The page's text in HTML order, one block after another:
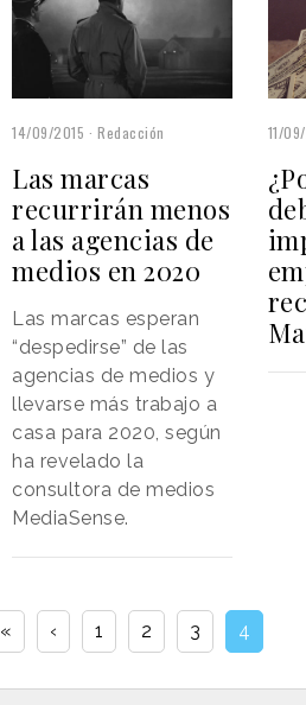
14/09/2015 Redacción
Las marcas
recurrirán menos
a las agencias de
medios en 2020
Las marcas esperan
“despedirse” de las
agencias de medios y
llevarse más trabajo a
casa para 2020, según
ha revelado la
consultora de medios
MediaSense.
11/
« ‹ 1 2 3 4